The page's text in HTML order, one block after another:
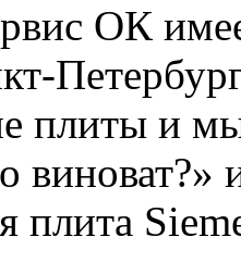
ОК
плиты и
виноват?»
плита